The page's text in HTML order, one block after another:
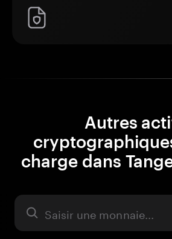
Autres
charge dans
Actifs